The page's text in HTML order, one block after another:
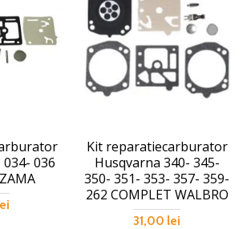
036
Kit reparatiecarburator
Husqvarna 340- 345-
350- 351- 353- 357- 359-
262 COMPLET WALBRO
31,00 lei